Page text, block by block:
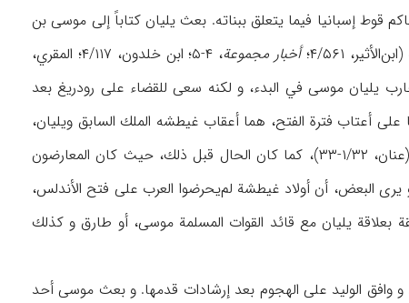
قوط إسبانيا فيما يتعلق ببناته. بعث يليان كتاباً إلى موسى بن
۴/۵۶۱؛
أخبار مجموعة
، ۴-۵؛ ابن خلدون، ۴/۱۱۷؛ المقري،
يليان موسى في البدء، و لكنه سعى للقضاء على رودريغ بعد
في إسبانيا على أعتاب فترة الفتح، هما أعقاب غيطشه الملك السابق ويليان،
استعانتا بالجيش الإسلامي في أرض المغرب المجاورة للأندلس مناهَضة لرودريغ و للتغلب عليه (عنان، ۱/۳۲-۳۳)، كما كان الحال قبل ذلك، حيث كان المعارضون
أن يظهر أسطول المسلمين في جنوب إسبانيا كي يعلنوا ثورتهم ضد الملك (م.ن، ۱/۳۰). و يرى البعض، أن أولاد غيطشة لم‌يحرضوا العرب على فتح الأندلس،
بعلاقة يليان مع قائد القوات المسلمة موسى، أو طارق و كذلك
و وافق الوليد على الهجوم بعد إرشادات قدمها. و بعث موسى أحد